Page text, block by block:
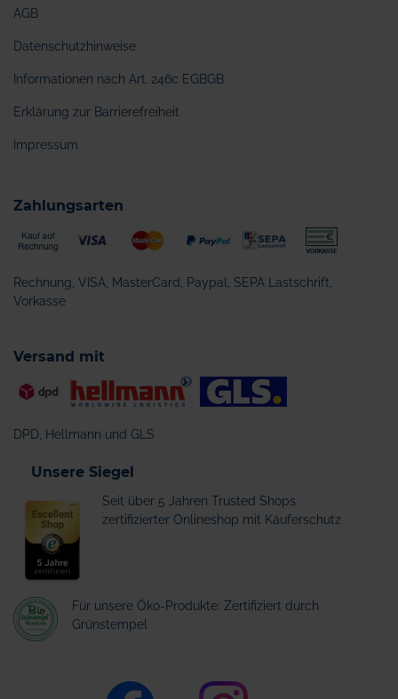
AGB
Datenschutzhinweise
Informationen nach Art. 246c EGBGB
Erklärung zur Barrierefreiheit
Impressum
Zahlungsarten
Rechnung, VISA, MasterCard, Paypal, SEPA Lastschrift,
Vorkasse
Versand mit
DPD, Hellmann und GLS
Unsere Siegel
Seit über 5 Jahren Trusted Shops
zertifizierter Onlineshop mit Käuferschutz
Für unsere Öko-Produkte: Zertifiziert durch
Grünstempel